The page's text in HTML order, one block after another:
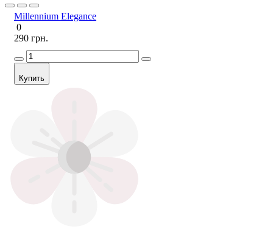
Millennium Elegance
0
290 грн.
Купить